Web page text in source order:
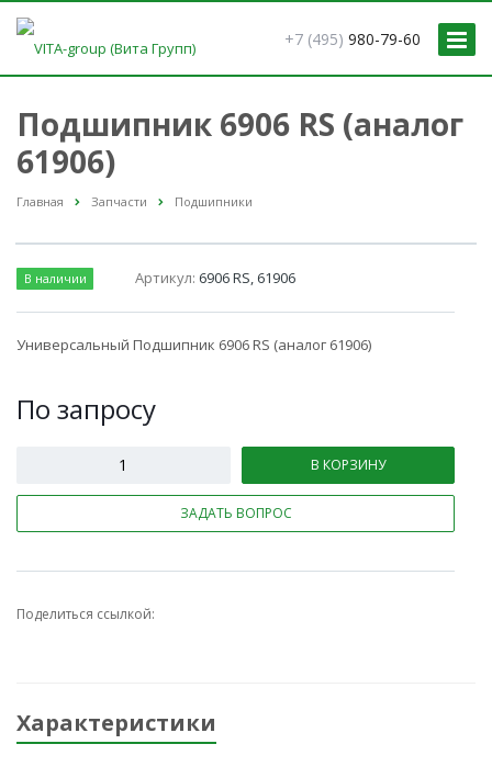
+7 (495) 980-79-60
Подшипник 6906 RS (аналог
61906)
Главная Запчасти Подшипники
В наличии Артикул: 6906 RS, 61906
Универсальный Подшипник 6906 RS (аналог 61906)
По запросу
В КОРЗИНУ
ЗАДАТЬ ВОПРОС
Поделиться ссылкой:
Характеристики